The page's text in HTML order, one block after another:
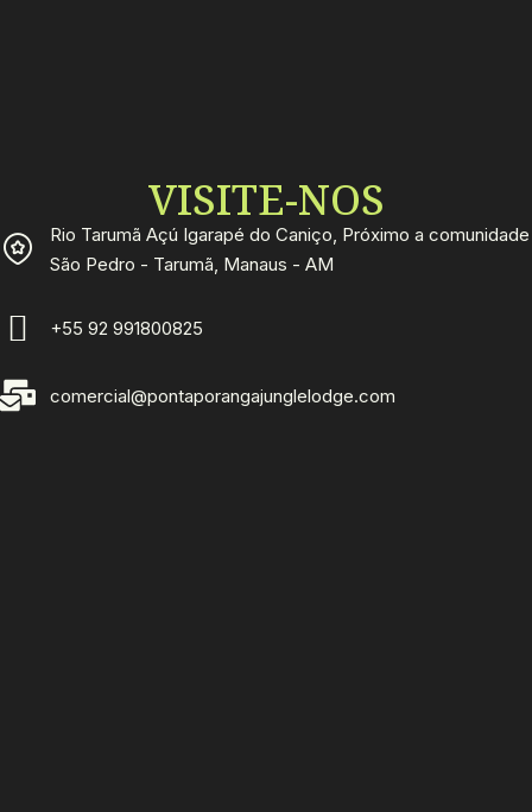
VISITE-NOS
Rio Tarumã Açú Igarapé do Caniço, Próximo a comunidade
São Pedro - Tarumã, Manaus - AM
+55 92 991800825
comercial@pontaporangajunglelodge.com